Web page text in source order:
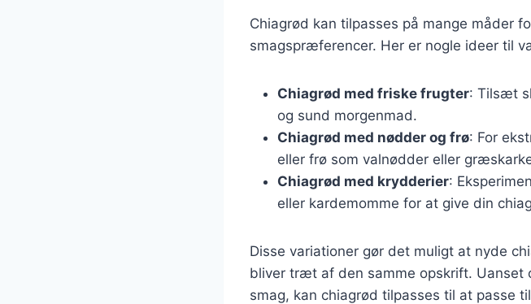
Chiagrød kan tilpasses på mange måder
smagspræferencer. Her er nogle ideer til
Chiagrød med friske frugter: Tilsæt
og sund morgenmad.
Chiagrød med nødder og frø: For
eller frø som valnødder eller
Chiagrød med krydderier:
eller kardemomme for at give din
Disse variationer gør det muligt at nyde
bliver træt af den samme opskrift. Uanset
smag, kan chiagrød tilpasses til at passe